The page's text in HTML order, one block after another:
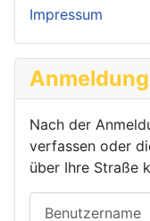
Impressum
Anmeldung
Nach der
verfassen oder
über Ihre Straße